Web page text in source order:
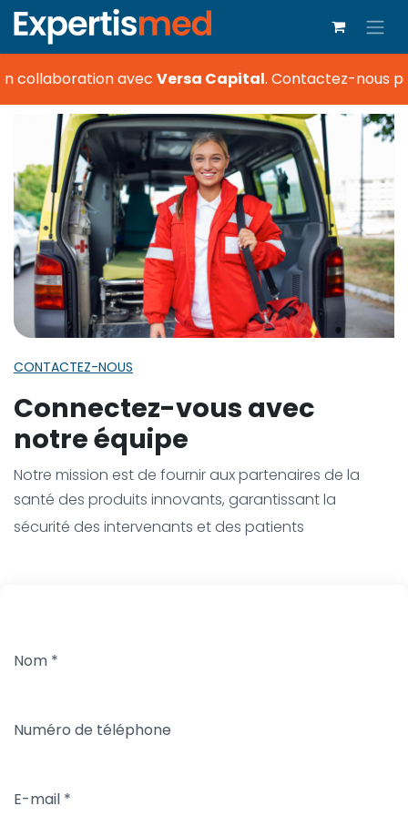
collaboration avecVersa Capital.Contactez-nous
CONTACTEZ-NOUS
Connectez-vous avec
notre équipe
Notre mission est de fournir aux partenaires de la
santé des produits innovants, garantissant la
sécurité des intervenants et des patients
Nom *
Numéro de téléphone
E-mail *